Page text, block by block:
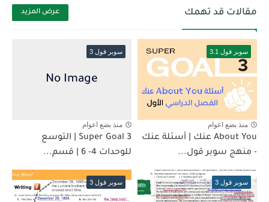
مقالات قد تهمك عرض المزيد
سوبر قول 3.1
منذ بضع اعوام
About You عنك | أسئلة عنك
- منهج سوبر قول...
سوبر قول 3
منذ بضع اعوام
Super Goal 3 | التوسع
للوحدات 4- 6 | قسم...
سوبر قول 3 سوبر قول 3